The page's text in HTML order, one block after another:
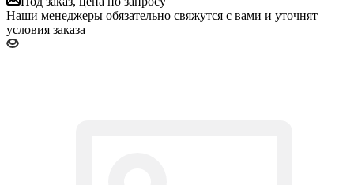
Наши менеджеры обязательно свяжутся с вами и уточнят
условия заказа